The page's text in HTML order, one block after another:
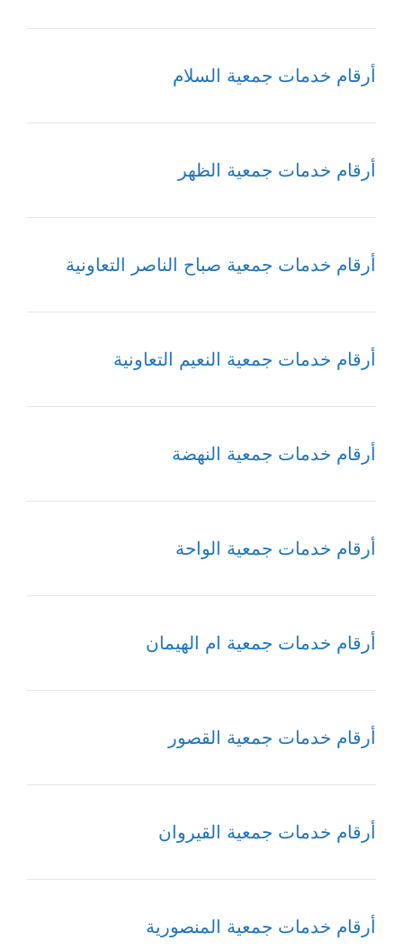
أرقام خدمات جمعية السلام
أرقام خدمات جمعية الظهر
أرقام خدمات جمعية صباح الناصر التعاونية
أرقام خدمات جمعية النعيم التعاونية
أرقام خدمات جمعية النهضة
أرقام خدمات جمعية الواحة
أرقام خدمات جمعية ام الهيمان
أرقام خدمات جمعية القصور
أرقام خدمات جمعية القيروان
أرقام خدمات جمعية المنصورية